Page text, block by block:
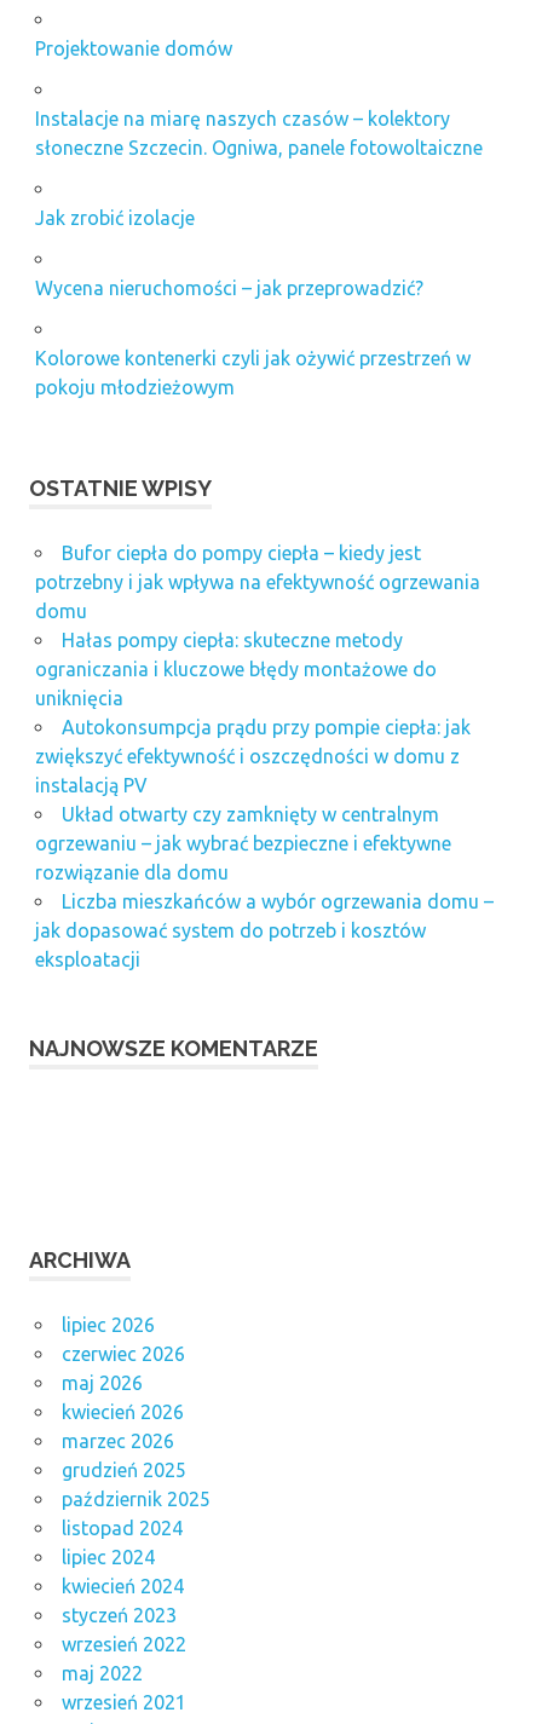
Projektowanie domów
Instalacje na miarę naszych czasów – kolektory
słoneczne Szczecin. Ogniwa, panele fotowoltaiczne
Jak zrobić izolacje
Wycena nieruchomości – jak przeprowadzić?
Kolorowe kontenerki czyli jak ożywić przestrzeń w
pokoju młodzieżowym
OSTATNIE WPISY
Bufor ciepła do pompy ciepła – kiedy jest
potrzebny i jak wpływa na efektywność ogrzewania
domu
Hałas pompy ciepła: skuteczne metody
ograniczania i kluczowe błędy montażowe do
uniknięcia
Autokonsumpcja prądu przy pompie ciepła: jak
zwiększyć efektywność i oszczędności w domu z
instalacją PV
Układ otwarty czy zamknięty w centralnym
ogrzewaniu – jak wybrać bezpieczne i efektywne
rozwiązanie dla domu
Liczba mieszkańców a wybór ogrzewania domu –
jak dopasować system do potrzeb i kosztów
eksploatacji
NAJNOWSZE KOMENTARZE
ARCHIWA
lipiec 2026
czerwiec 2026
maj 2026
kwiecień 2026
marzec 2026
grudzień 2025
październik 2025
listopad 2024
lipiec 2024
kwiecień 2024
styczeń 2023
wrzesień 2022
maj 2022
wrzesień 2021